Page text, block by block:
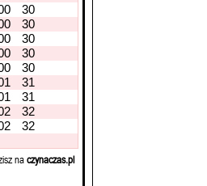
30
30
30
30
30
31
31
32
32
naczynaczas.pl